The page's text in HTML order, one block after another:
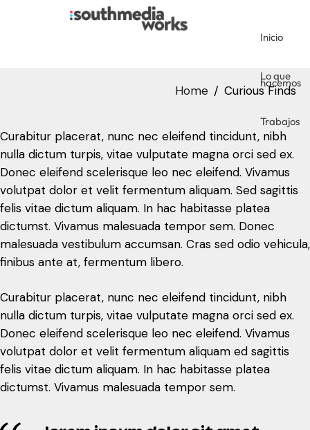
Trabajos
Inicio
Lo que
hacemos
Trabajos
Home Curious Finds
Curabitur placerat, nunc nec eleifend tincidunt, nibh
nulla dictum turpis, vitae vulputate magna orci sed ex.
Donec eleifend scelerisque leo nec eleifend. Vivamus
volutpat dolor et velit fermentum aliquam. Sed sagittis
felis vitae dictum aliquam. In hac habitasse platea
dictumst. Vivamus malesuada tempor sem. Donec
malesuada vestibulum accumsan. Cras sed odio vehicula,
finibus ante at, fermentum libero.
Curabitur placerat, nunc nec eleifend tincidunt, nibh
nulla dictum turpis, vitae vulputate magna orci sed ex.
Donec eleifend scelerisque leo nec eleifend. Vivamus
volutpat dolor et velit fermentum aliquam ed sagittis
felis vitae dictum aliquam. In hac habitasse platea
dictumst. Vivamus malesuada tempor sem.